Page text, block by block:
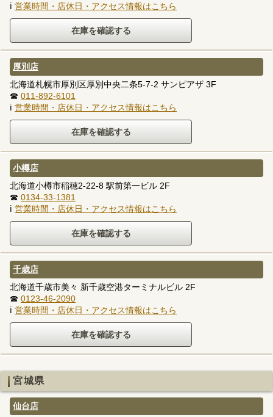
ℹ 営業時間・店休日・アクセス情報はこちら
厚別店
北海道札幌市厚別区厚別中央二条5-7-2 サンピアザ 3F
☎ 011-892-6101
ℹ 営業時間・店休日・アクセス情報はこちら
小樽店
北海道小樽市稲穂2-22-8 駅前第一ビル 2F
☎ 0134-33-1381
ℹ 営業時間・店休日・アクセス情報はこちら
千歳店
北海道千歳市美々 新千歳空港ターミナルビル 2F
☎ 0123-46-2090
ℹ 営業時間・店休日・アクセス情報はこちら
宮城県
仙台店